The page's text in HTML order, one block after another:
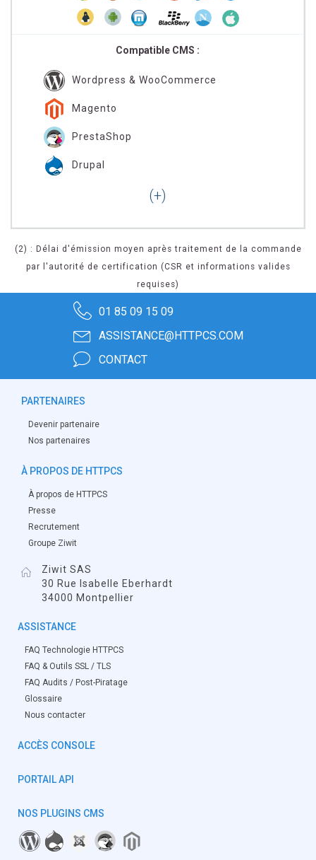
Compatible CMS :
Wordpress & WooCommerce
Magento
PrestaShop
Drupal
(2) : Délai d'émission moyen après traitement de la commande
par l'autorité de certification (CSR et informations valides
requises)
01 85 09 15 09
ASSISTANCE@HTTPCS.COM
CONTACT
PARTENAIRES
Devenir partenaire
Nos partenaires
À PROPOS DE HTTPCS
À propos de HTTPCS
Presse
Recrutement
Groupe Ziwit
Ziwit SAS
30 Rue Isabelle Eberhardt
34000 Montpellier
ASSISTANCE
FAQ Technologie HTTPCS
FAQ & Outils SSL / TLS
FAQ Audits / Post-Piratage
Glossaire
Nous contacter
ACCÈS CONSOLE
PORTAIL API
NOS PLUGINS CMS